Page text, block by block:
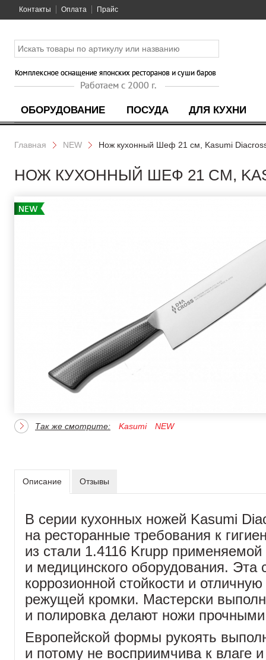
Контакты Оплата Прайс
ОБОРУДОВАНИЕ ПОСУДА ДЛЯ КУХНИ
Главная NEW Нож кухонный Шеф 21 см, Kasumi
НОЖ КУХОННЫЙ ШЕФ 21 СМ,
Так же смотрите: Kasumi NEW
Описание Отзывы
В серии кухонных ножей Kasumi
на ресторанные требования к
из стали 1.4116 Krupp
и медицинского оборудования. Эта
коррозионной стойкости и
режущей кромки. Мастерски
и полировка делают ножи
Европейской формы рукоять
и потому не восприимчива к влаге